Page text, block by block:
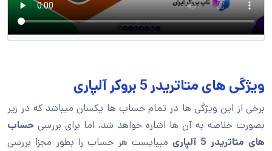
ویژگی های متاتریدر 5 بروکر آلپاری
برخی از این ویژگی ها در تمام حساب ها یکسان میباشد که در زیر
بصورت خلاصه به آن ها اشاره خواهد شد، اما برای بررسی حساب
های متاتریدر 5 آلپاری
میبایست هر حساب را بطور مجزا بررسی